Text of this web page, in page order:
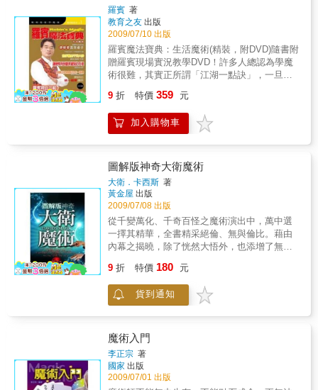
羅賓 著
教育之友 出版
2009/07/10 出版
羅賓魔法寶典：生活魔術(精裝，附DVD)隨書附
贈羅賓現場實況教學DVD！許多人總認為學魔
術很難，其實正所謂「江湖一點訣」，一旦將
難，只要把握訣竅多練習手法的熟練度，一個
簡單的魔術，再搭配生動有趣的台詞及肢體動
作，就是一段精彩的表演。知道魔術的秘密，
羅賓怎樣和觀眾互動，更可以學到羅賓的風趣
幽默，讓你的魔術表演生動又有趣，與眾不
同！戲法人人會變，巧妙各有不同，希望在
DVD及圖文解說的雙攻之下，帶你一起進入不
可思議的魔法世界，你會發現不管在任何場
所，當你的手舉起來時，所有的目光都將隨著
你而移動，你將成為大家的偶像。
9 折 特價 359 元
加入購物車
圖解版神奇大衛魔術
大衛．卡西斯 著
黃金屋 出版
2009/07/08 出版
從千變萬化、千奇百怪之魔術演出中，萬中選
一擇其精華，全書精采絕倫、無與倫比。藉由
內幕之揭曉，除了恍然大悟外，也添增了無數
貞〞鼎力翻譯而成。因其語文專業，減少了不
少猜測和隔閡。本書特色 暑假將到，本書
搶在此時出版，可做為眾多芸芸學子，選為課
愛不釋卷。
9 折 特價 180 元
貨到通知
魔術入門
李正宗 著
國家 出版
2009/07/01 出版